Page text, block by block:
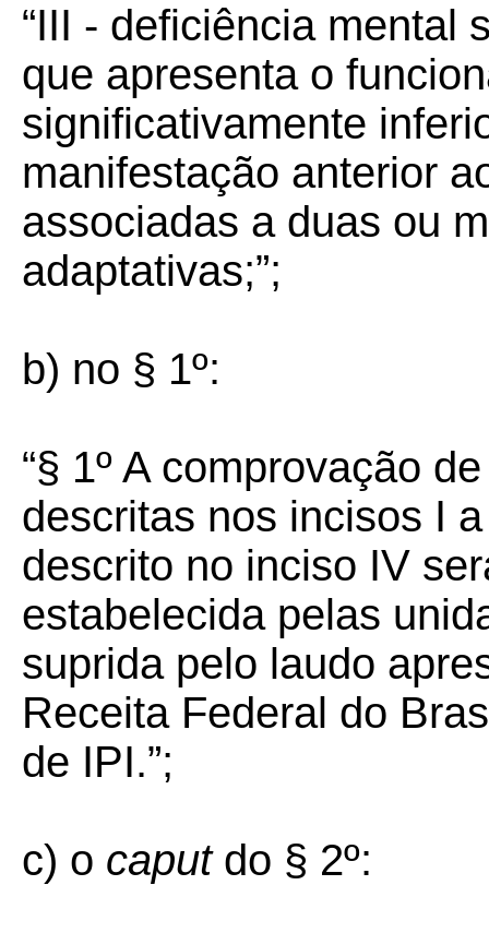
“III - deficiência mental
que apresenta o
significativamente
manifestação anterior
associadas a duas ou
adaptativas;”;
b) no § 1º:
“§ 1º A comprovação
descritas nos incisos I
descrito no inciso IV
estabelecida pelas
suprida pelo laudo
Receita Federal do
de IPI.”;
c) o caputdo § 2º: